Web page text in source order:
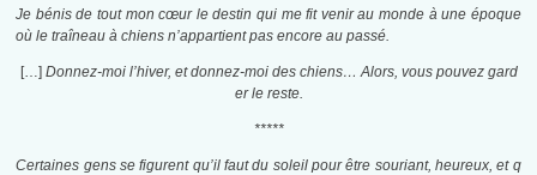
Je bénis de tout mon cœur le destin qui me fit venir au monde à une époque
où le traîneau à chiens n’appartient pas encore au passé.
[…] Donnez-moi l’hiver, et donnez-moi des chiens… Alors, vous pouvez gard
er le reste.
*****
Certaines gens se figurent qu’il faut du soleil pour être souriant, heureux, et q